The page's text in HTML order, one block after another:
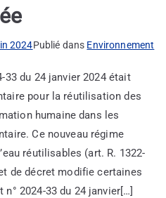
2024Publié dans Environnement
33 du 24 janvier 2024 était
pour la réutilisation des
humaine dans les
Ce nouveau régime
réutilisables (art. R. 1322-
de décret modifie certaines
2024-33 du 24 janvier[…]